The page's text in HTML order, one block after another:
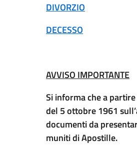
DIVORZIO
DECESSO
AVVISO IMPORTANTE
Si informa che a
del 5 ottobre 1961
documenti da
muniti di Apostille.